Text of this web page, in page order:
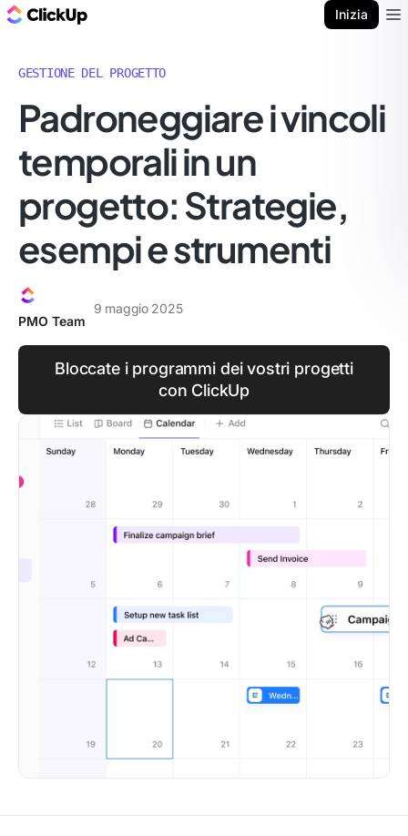
Inizia
GESTIONE DEL PROGETTO
Padroneggiare i vincoli
temporali in un
progetto: Strategie,
esempi e strumenti
PMO Team
9 maggio 2025
Bloccate i programmi dei vostri progetti
con ClickUp